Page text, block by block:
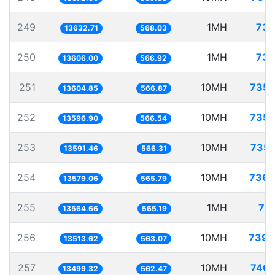
249 13632.71 568.03 1MH
250 13606.00 566.92 1MH
251 13604.85 566.87 10MH
252 13596.90 566.54 10MH
253 13591.46 566.31 10MH
254 13579.06 565.79 10MH
255 13564.66 565.19 1MH
256 13513.62 563.07 10MH
257 13499.32 562.47 10MH